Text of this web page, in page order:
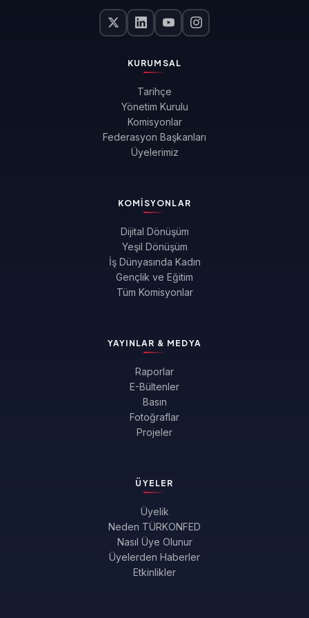
KURUMSAL
Tarihçe
Yönetim Kurulu
Komisyonlar
Federasyon Başkanları
Üyelerimiz
KOMISYONLAR
Dijital Dönüşüm
Yeşil Dönüşüm
İş Dünyasında Kadın
Gençlik ve Eğitim
Tüm Komisyonlar
YAYINLAR & MEDYA
Raporlar
E-Bültenler
Basın
Fotoğraflar
Projeler
ÜYELER
Üyelik
Neden TÜRKONFED
Nasıl Üye Olunur
Üyelerden Haberler
Etkinlikler